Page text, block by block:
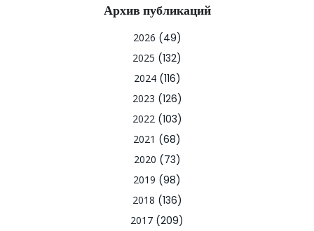
Архив публикаций
2026 (49)
2025 (132)
2024(116)
2023 (126)
2022(103)
2021 (68)
2020 (73)
2019 (98)
2018 (136)
2017 (209)